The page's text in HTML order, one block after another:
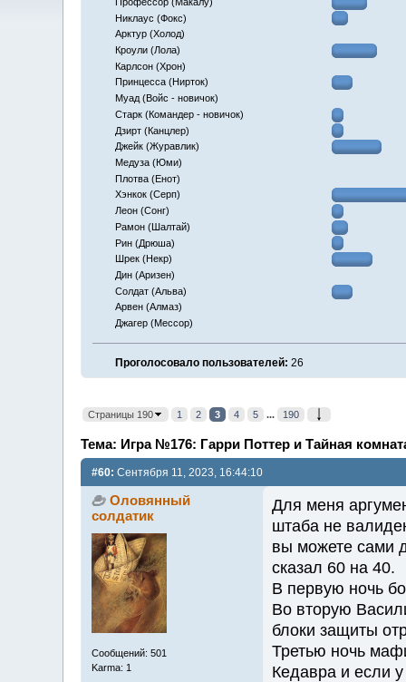
Никлаус (Фокс)
Арктур (Холод)
Кроули (Лола)
Карлсон (Хрон)
Принцесса (Нирток)
Муад (Войс - новичок)
Старк (Командер - новичок)
Дзирт (Канцлер)
Джейк (Журавлик)
Медуза (Юми)
Плотва (Енот)
Хэнкок (Серп)
Леон (Сонг)
Рамон (Шалтай)
Рин (Дрюша)
Шрек (Некр)
Дин (Аризен)
Солдат (Альва)
Арвен (Алмаз)
Джагер (Мессор)
Проголосовало пользователей: 26
Страницы 190 1 2 3 4 5 ... 190
Тема: Игра №176: Гарри Поттер и Тайная
#60: Сентября 11, 2023, 16:44:10
Оловянный
солдатик
Сообщений: 501
Karma: 1
Для меня
штаба не
вы можете сами
сказал 60 на 40.
В первую ночь
Во вторую
блоки защиты
Третью ночь
Кедавра и если